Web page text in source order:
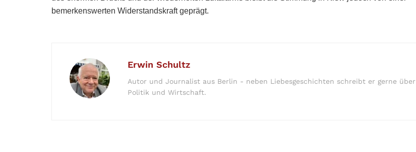
bemerkenswerten Widerstandskraft geprägt.
Erwin Schultz
Autor und Journalist aus Berlin - neben Liebesgeschichten schreibt er gerne über
Politik und Wirtschaft.